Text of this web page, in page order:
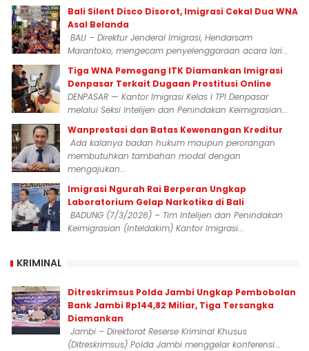
Bali Silent Disco Disorot, Imigrasi Cekal Dua WNA
Asal Belanda
BALI – Direktur Jenderal Imigrasi, Hendarsam
Marantoko, mengecam penyelenggaraan acara lari...
Tiga WNA Pemegang ITK Diamankan Imigrasi
Denpasar Terkait Dugaan Prostitusi Online
DENPASAR — Kantor Imigrasi Kelas I TPI Denpasar
melalui Seksi Intelijen dan Penindakan Keimigrasian...
Wanprestasi dan Batas Kewenangan Kreditur
Ada kalanya badan hukum maupun perorangan
membutuhkan tambahan modal dengan
mengajukan...
Imigrasi Ngurah Rai Berperan Ungkap
Laboratorium Gelap Narkotika di Bali
BADUNG (7/3/2026) – Tim Intelijen dan Penindakan
Keimigrasian (Inteldakim) Kantor Imigrasi...
KRIMINAL
Ditreskrimsus Polda Jambi Ungkap Pembobolan
Bank Jambi Rp144,82 Miliar, Tiga Tersangka
Diamankan
Jambi – Direktorat Reserse Kriminal Khusus
(Ditreskrimsus) Polda Jambi menggelar konferensi...